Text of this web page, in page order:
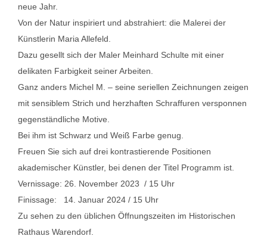
neue Jahr.
Von der Natur inspiriert und abstrahiert: die Malerei der
Künstlerin Maria Allefeld.
Dazu gesellt sich der Maler Meinhard Schulte mit einer
delikaten Farbigkeit seiner Arbeiten.
Ganz anders Michel M. – seine seriellen Zeichnungen zeigen
mit sensiblem Strich und herzhaften Schraffuren versponnen
gegenständliche Motive.
Bei ihm ist Schwarz und Weiß Farbe genug.
Freuen Sie sich auf drei kontrastierende Positionen
akademischer Künstler, bei denen der Titel Programm ist.
Vernissage: 26. November 2023 / 15 Uhr
Finissage: 14. Januar 2024 / 15 Uhr
Zu sehen zu den üblichen Öffnungszeiten im Historischen
Rathaus Warendorf.